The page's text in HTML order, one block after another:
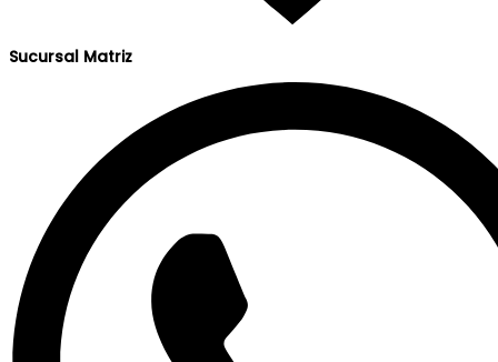
Sucursal Matriz